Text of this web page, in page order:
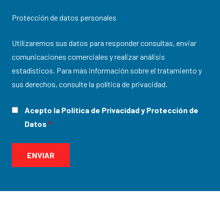
Protección de datos personales
Utilizaremos sus datos para responder consultas, enviar
comunicaciones comerciales y realizar análisis
estadísticos. Para más información sobre el tratamiento y
sus derechos, consulte la política de privacidad.
Acepto la Política de Privacidad y Protección de
Datos*